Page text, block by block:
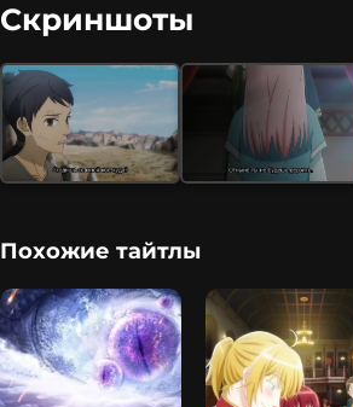
Скриншоты
Похожие тайтлы